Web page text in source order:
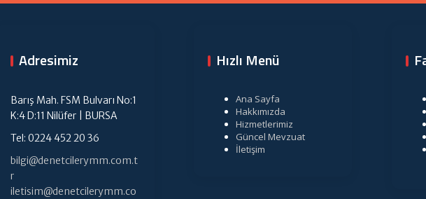
Adresimiz
Barış Mah. FSM Bulvarı No:1
K:4 D:11 Nilüfer | BURSA
Tel: 0224 452 20 36
bilgi@denetcilerymm.com.t
r
iletisim@denetcilerymm.co
Hızlı Menü
Ana Sayfa
Hakkımızda
Hizmetlerimiz
Güncel Mevzuat
İletişim